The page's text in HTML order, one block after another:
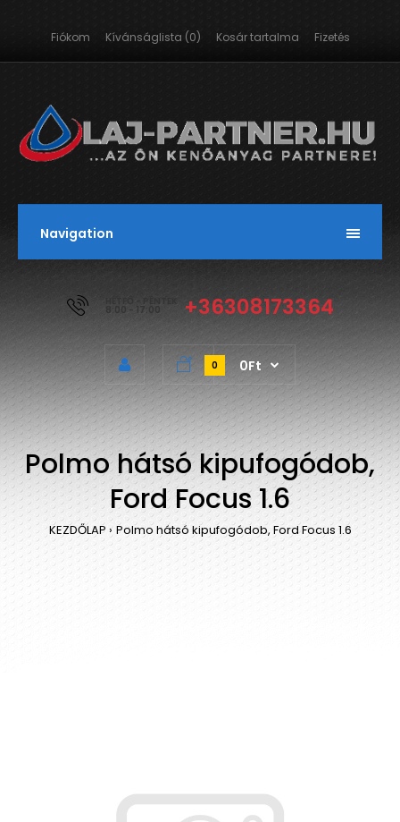
Fiókom Kívánságlista (0) Kosár tartalma Fizetés
Navigation
HÉTFŐ - PÉNTEK
8:00 - 17:00 +36308173364
0 0Ft
Polmo hátsó kipufogódob,
Ford Focus 1.6
KEZDŐLAP Polmo hátsó kipufogódob, Ford Focus 1.6